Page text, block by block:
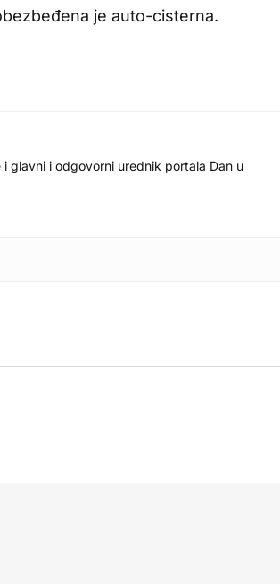
je auto-cisterna.
glavni i odgovorni urednik portala Dan u